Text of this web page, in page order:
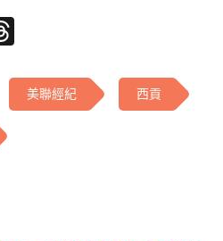
Threads
美聯經紀 西貢